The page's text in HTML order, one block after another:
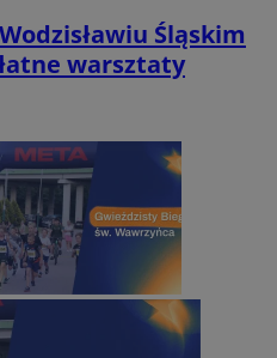
Śląskim
warsztaty